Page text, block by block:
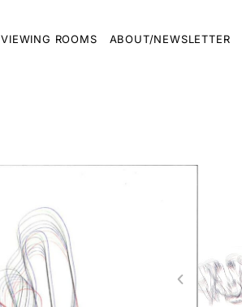
VIEWING ROOMS ABOUT/NEWSLETTER